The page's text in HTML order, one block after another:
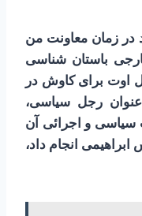
در زمان معاونت من
باستان شناسی
اوت برای کاوش در
عنوان رجل سیاسی،
سیاسی و اجرائی آن
انجام داد،